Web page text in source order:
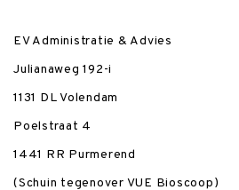
EV Administratie & Advies
Julianaweg 192-i
1131 DL Volendam
Poelstraat 4
1441 RR Purmerend
(Schuin tegenover VUE Bioscoop)